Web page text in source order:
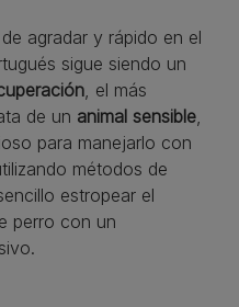
agradar y rápido en el
sigue siendo un
, el más
de un animal sensible,
para manejarlo con
métodos de
estropear el
perro con un